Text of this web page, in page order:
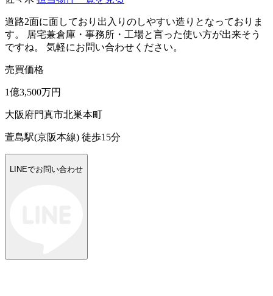
道路2面に面しており出入りのしやすい造りとなっておりま
す。 居宅兼倉庫・事務所・工場と言った使い方が出来そう
ですね。 気軽にお問い合わせください。
売買価格
1億3,500万円
大阪府門真市北巣本町
萱島駅(京阪本線) 徒歩15分
LINEでお問い合わせ